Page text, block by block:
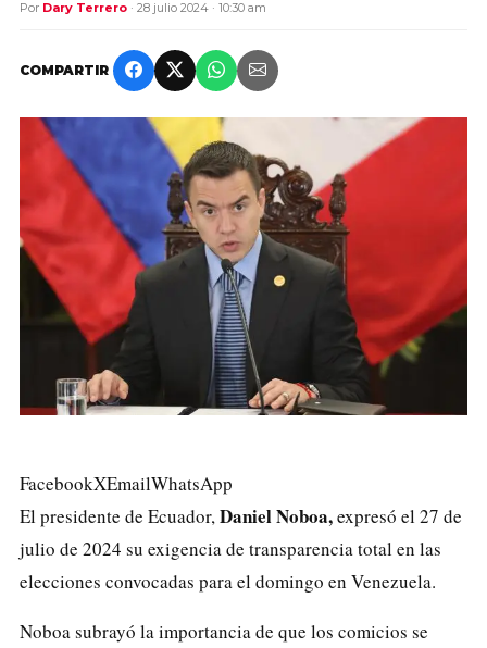
Por Dary Terrero · 28 julio 2024 · 10:30 am
COMPARTIR
FacebookXEmailWhatsApp
El presidente de Ecuador,Daniel Noboa,expresó el 27 de
julio de 2024 su exigencia de transparencia total en las
elecciones convocadas para el domingo en Venezuela.
Noboa subrayó la importancia de que los comicios se